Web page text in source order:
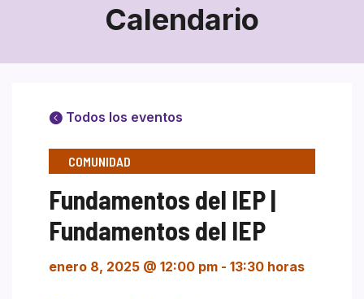
Calendario
Todos los eventos
COMUNIDAD
Fundamentos del IEP |
Fundamentos del IEP
enero 8, 2025 @ 12:00 pm - 13:30 horas